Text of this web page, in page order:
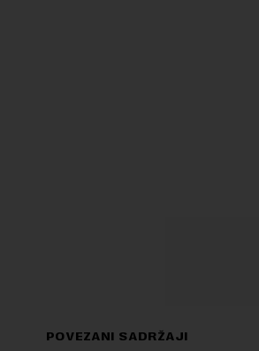
POVEZANI SADRŽAJI